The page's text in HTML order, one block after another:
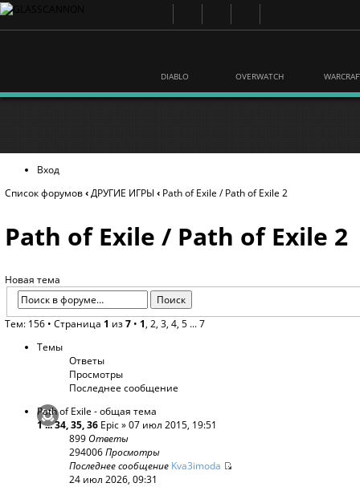
DIABLO OVERWATCH
Вход
Список форумов‹ДРУГИЕ ИГРЫ ‹ Path of Exile / Path of Exile 2
Path of Exile / Path of Exile 2
Новая тема
Тем: 156 • Страница 1 из7 • 1, 2, 3, 4, 5 ...7
Темы
Ответы
Просмотры
Последнее сообщение
Path of Exile - общая тема
1...34,35,36 Epic» 07 июл 2015, 19:51
899Ответы
294006Просмотры
Последнее сообщение Kva3imoda
24 июл 2026, 09:31